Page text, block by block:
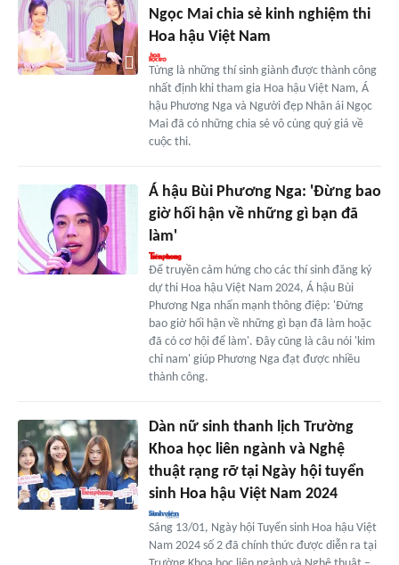
Ngọc Mai chia sẻ kinh nghiệm thi
Hoa hậu Việt Nam
Từng là những thí sinh giành được thành công
nhất định khi tham gia Hoa hậu Việt Nam, Á
hậu Phương Nga và Người đẹp Nhân ái Ngọc
Mai đã có những chia sẻ vô cùng quý giá về
cuộc thi.
Á hậu Bùi Phương Nga: 'Đừng bao
giờ hối hận về những gì bạn đã
làm'
Để truyền cảm hứng cho các thí sinh đăng ký
dự thi Hoa hậu Việt Nam 2024, Á hậu Bùi
Phương Nga nhấn mạnh thông điệp: 'Đừng
bao giờ hối hận về những gì bạn đã làm hoặc
đã có cơ hội để làm'. Đây cũng là câu nói 'kim
chỉ nam' giúp Phương Nga đạt được nhiều
thành công.
Dàn nữ sinh thanh lịch Trường
Khoa học liên ngành và Nghệ
thuật rạng rỡ tại Ngày hội tuyển
sinh Hoa hậu Việt Nam 2024
Sáng 13/01, Ngày hội Tuyển sinh Hoa hậu Việt
Nam 2024 số 2 đã chính thức được diễn ra tại